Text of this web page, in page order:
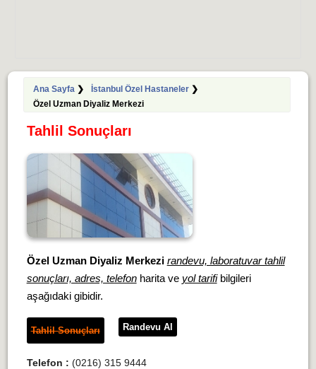
Ana Sayfa❯ İstanbul Özel Hastaneler❯
Özel Uzman Diyaliz Merkezi
Tahlil Sonuçları
Özel Uzman Diyaliz Merkezi randevu, laboratuvar tahlil
sonuçları, adres, telefonharita ve yol tarifibilgileri
aşağıdaki gibidir.
Tahlil Sonuçları Randevu Al
Telefon : (0216) 315 9444